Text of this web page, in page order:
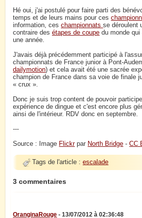
Hé oui, j'ai postulé pour faire parti des
temps et de leurs mains pour ces
information, ceschampionnatsse déroulent
contraire desétapes de coupe du monde
une année.
J'avais déjà précédemment participé à
championnats de France junior à Pont-
dailymotion) et cela avait été une sacrée
champion de France dans sa voie de finale
« crux ».
Donc je suis trop content de pouvoir
expérience de dingue et c'est encore plus
ainsi de l'intérieur. RDV donc en septembre.
---
Source : Image Flickrpar North Bridge -CC
Tags de l'article :escalade
3 commentaires
OranginaRouge - 13/07/2012 à 02:36:48